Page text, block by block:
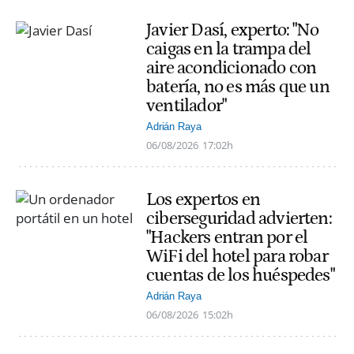
Javier Dasí, experto: "No
caigas en la trampa del
aire acondicionado con
batería, no es más que un
ventilador"
Adrián Raya
06/08/2026 17:02h
Los expertos en
ciberseguridad advierten:
"Hackers entran por el
WiFi del hotel para robar
cuentas de los huéspedes"
Adrián Raya
06/08/2026 15:02h